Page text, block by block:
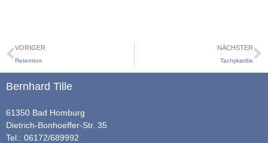
VORIGER
Retention
NÄCHSTER
Tachykardie
Bernhard Tille
61350 Bad Homburg
Dietrich-Bonhoeffer-Str. 35
Tel.: 06172/689992